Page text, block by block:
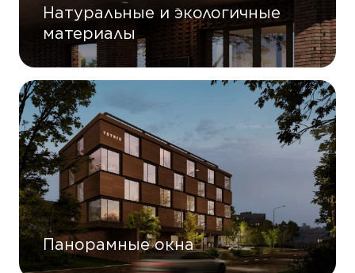
Натуральные и экологичные
материалы
Панорамные окна